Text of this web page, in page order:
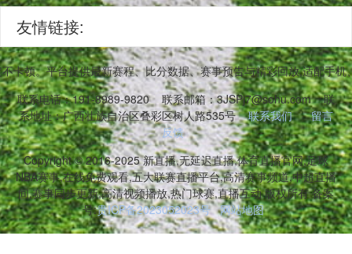
友情链接:
顿。平台提供最新赛程、比分数据、赛事预告与精彩回放,适配手
联系电话：191-8989-9820
联系邮箱：3JSPj7@sohu.com
联
系地址：广西壮族自治区叠彩区树人路535号
联系我们
留言
反馈
Copyright © 2016-2025 新直播,无延迟直播,体育直播官网,足球
NBA赛事,在线免费观看,五大联赛直播平台,高清赛事频道,中超直播
间,赛事同步更新,高清视频播放,热门球赛,直播互动 版权所有 备案
号:贵ICP备2023052023号 网站地图